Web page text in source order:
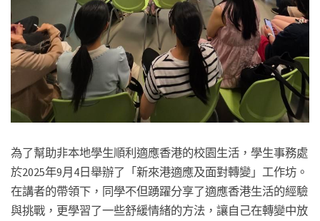
為了幫助非本地學生順利適應香港的校園生活，學生事務處
於2025年9月4日舉辦了「新來港適應及面對轉變」工作坊。
在講者的帶領下，同學不但踴躍分享了適應香港生活的經驗
與挑戰，更學習了一些舒緩情緒的方法，讓自己在轉變中放